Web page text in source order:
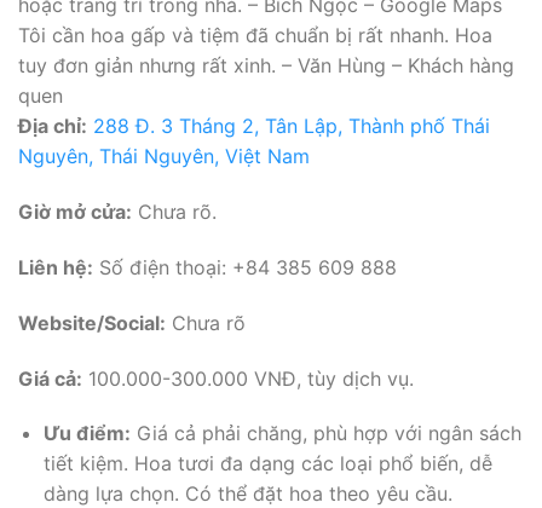
hoặc trang trí trong nhà. – Bích Ngọc – Google Maps
Tôi cần hoa gấp và tiệm đã chuẩn bị rất nhanh. Hoa
tuy đơn giản nhưng rất xinh. – Văn Hùng – Khách hàng
quen
Địa chỉ: 288 Đ. 3 Tháng 2, Tân Lập, Thành phố Thái
Nguyên, Thái Nguyên, Việt Nam
Giờ mở cửa: Chưa rõ.
Liên hệ: Số điện thoại: +84 385 609 888
Website/Social: Chưa rõ
Giá cả: 100.000-300.000 VNĐ, tùy dịch vụ.
Ưu điểm: Giá cả phải chăng, phù hợp với ngân sách
tiết kiệm. Hoa tươi đa dạng các loại phổ biến, dễ
dàng lựa chọn. Có thể đặt hoa theo yêu cầu.